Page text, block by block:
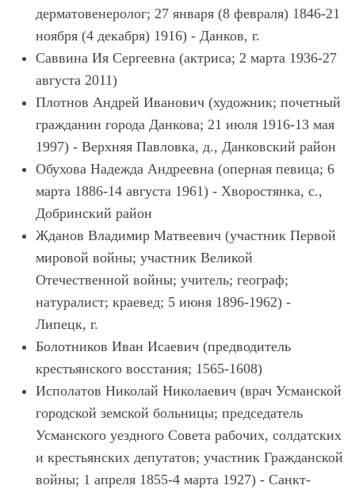
дерматовенеролог; 27 января (8 февраля) 1846-21
ноября (4 декабря) 1916) - Данков, г.
Саввина Ия Сергеевна (актриса; 2 марта 1936-27
августа 2011)
Плотнов Андрей Иванович (художник; почетный
гражданин города Данкова; 21 июля 1916-13 мая
1997) - Верхняя Павловка, д., Данковский район
Обухова Надежда Андреевна (оперная певица; 6
марта 1886-14 августа 1961) - Хворостянка, с.,
Добринский район
Жданов Владимир Матвеевич (участник Первой
мировой войны; участник Великой
Отечественной войны; учитель; географ;
натуралист; краевед; 5 июня 1896-1962) -
Липецк, г.
Болотников Иван Исаевич (предводитель
крестьянского восстания; 1565-1608)
Исполатов Николай Николаевич (врач Усманской
городской земской больницы; председатель
Усманского уездного Совета рабочих, солдатских
и крестьянских депутатов; участник Гражданской
войны; 1 апреля 1855-4 марта 1927) - Санкт-